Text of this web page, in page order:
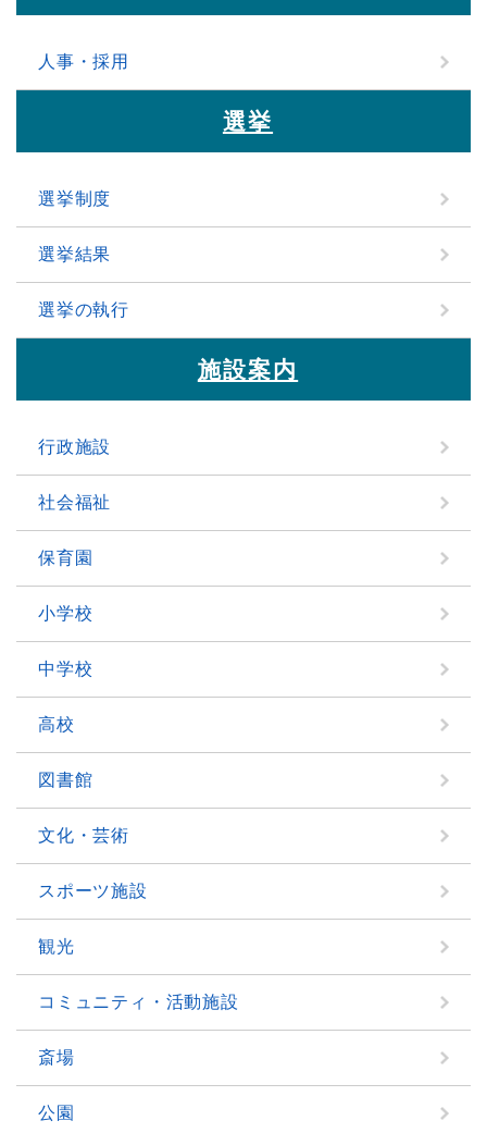
人事・採用
選挙
選挙制度
選挙結果
選挙の執行
施設案内
行政施設
社会福祉
保育園
小学校
中学校
高校
図書館
文化・芸術
スポーツ施設
観光
コミュニティ・活動施設
斎場
公園